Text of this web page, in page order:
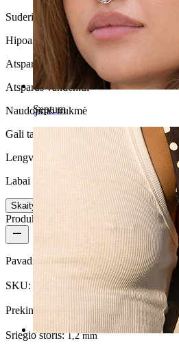
Septum
Suderinamumas su oda
Hipoalerginis
Atsparus vandeniui
Atsparus vandeniui
Naudojimo trukmė
Gali tarnauti visą gyvenimą
Lengva naudoti
Labai lengvas
Skaityti daugiau
Produkto informacija
Pavadinimas:Drugelio formos labret
SKU: Labret-190
Prekinis ženklas: Bodymod Premium
Sriegio storis:1,2 mm